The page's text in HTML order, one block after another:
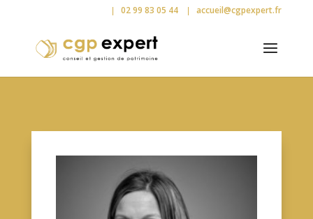
02 99 83 05 44 accueil@cgpexpert.fr